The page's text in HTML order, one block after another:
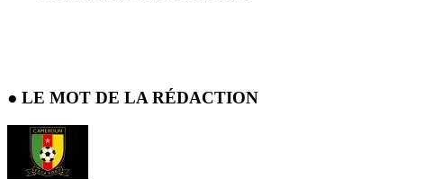
● LE MOT DE LA RÉDACTION